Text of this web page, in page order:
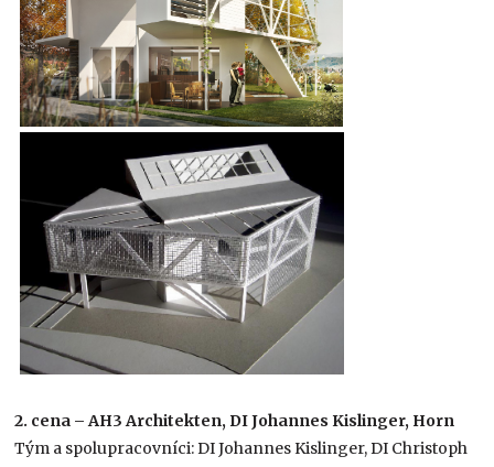
2. cena – AH3 Architekten, DI Johannes Kislinger, Horn
Tým a spolupracovníci: DI Johannes Kislinger, DI Christoph